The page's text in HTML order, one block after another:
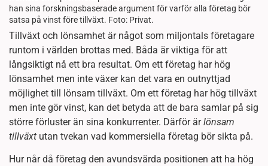
han sina forskningsbaserade argument för varför alla företag bör
satsa på vinst före tillväxt. Foto: Privat.
Tillväxt och lönsamhet är något som miljontals företagare
runtom i världen brottas med. Båda är viktiga för att
långsiktigt nå ett bra resultat. Om ett företag har hög
lönsamhet men inte växer kan det vara en outnyttjad
möjlighet till lönsam tillväxt. Om ett företag har hög tillväxt
men inte gör vinst, kan det betyda att de bara samlar på sig
större förluster än sina konkurrenter. Därför ärlönsam
tillväxt utan tvekan vad kommersiella företag bör sikta på.
Hur når då företag den avundsvärda positionen att ha hög